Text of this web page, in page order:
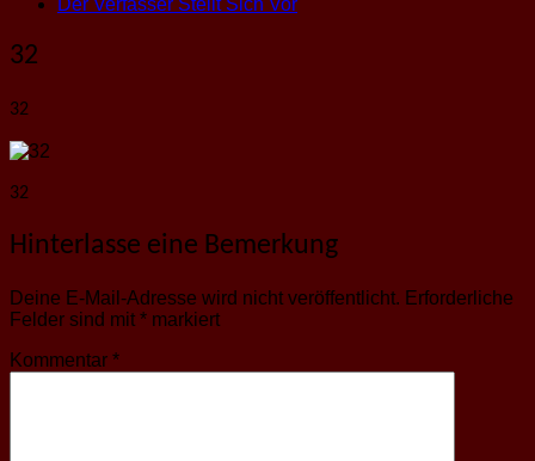
Der Verfasser Stellt Sich Vor
32
32
32
Hinterlasse eine Bemerkung
Deine E-Mail-Adresse wird nicht veröffentlicht. Erforderliche
Felder sind mit * markiert
Kommentar *